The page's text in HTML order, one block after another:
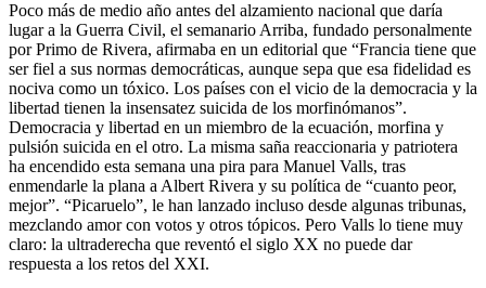
Poco más de medio año antes del alzamiento nacional que daría
lugar a la Guerra Civil, el semanario Arriba, fundado personalmente
por Primo de Rivera, afirmaba en un editorial que “Francia tiene que
ser fiel a sus normas democráticas, aunque sepa que esa fidelidad es
nociva como un tóxico. Los países con el vicio de la democracia y la
libertad tienen la insensatez suicida de los morfinómanos”.
Democracia y libertad en un miembro de la ecuación, morfina y
pulsión suicida en el otro. La misma saña reaccionaria y patriotera
ha encendido esta semana una pira para Manuel Valls, tras
enmendarle la plana a Albert Rivera y su política de “cuanto peor,
mejor”. “Picaruelo”, le han lanzado incluso desde algunas tribunas,
mezclando amor con votos y otros tópicos. Pero Valls lo tiene muy
claro: la ultraderecha que reventó el siglo XX no puede dar
respuesta a los retos del XXI.